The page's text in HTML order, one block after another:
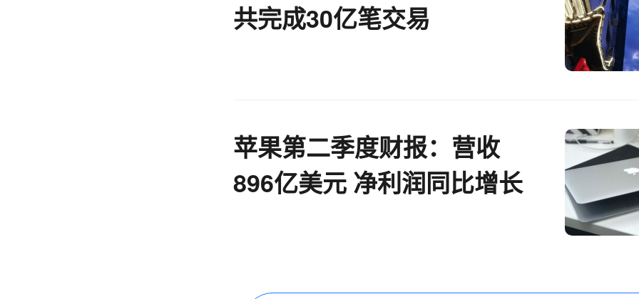
共完成30亿笔交易
苹果第二季度财报：营收
896亿美元 净利润同比增长